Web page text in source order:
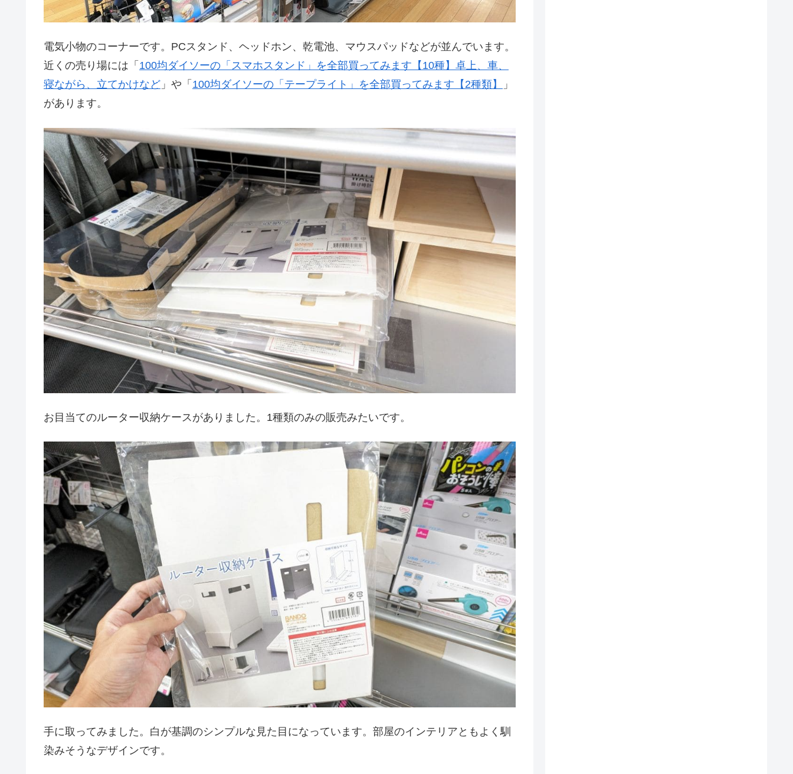
電気小物のコーナーです。PCスタンド、ヘッドホン、乾電池、マウスパッドなどが並んでいます。
近くの売り場には「 100均ダイソーの「スマホスタンド」を全部買ってみます【10種】卓上、車、
寝ながら、立てかけなど 」や「 100均ダイソーの「テープライト」を全部買ってみます【2種類】
」
があります。
お目当てのルーター収納ケースがありました。1種類のみの販売みたいです。
手に取ってみました。白が基調のシンプルな見た目になっています。部屋のインテリアともよく馴
染みそうなデザインです。